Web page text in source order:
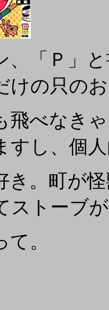
、「Ｐ」
けの只の
飛べなき
すし、個
き。町が
ストーブ
。